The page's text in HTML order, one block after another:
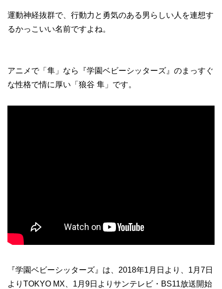
運動神経抜群で、行動力と勇気のある男らしい人を連想す
るかっこいい名前ですよね。
アニメで「隼」なら『学園ベビーシッターズ』のまっすぐ
な性格で情に厚い「狼谷 隼」です。
『学園ベビーシッターズ』は、2018年1月日より、1月7日
よりTOKYO MX、1月9日よりサンテレビ・BS11放送開始